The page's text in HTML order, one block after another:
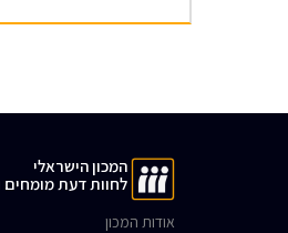
המכון הישראלי
לחוות דעת מומחים
אודות המכון